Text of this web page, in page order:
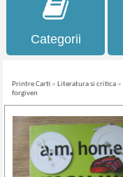
Categorii
Printre Carti » Literatura si critica »
forgiven